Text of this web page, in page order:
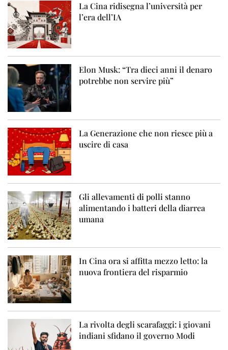
La Cina ridisegna l’università per
l’era dell’IA
Elon Musk: “Tra dieci anni il denaro
potrebbe non servire più”
La Generazione che non riesce più a
uscire di casa
Gli allevamenti di polli stanno
alimentando i batteri della diarrea
umana
In Cina ora si affitta mezzo letto: la
nuova frontiera del risparmio
La rivolta degli scarafaggi: i giovani
indiani sfidano il governo Modi